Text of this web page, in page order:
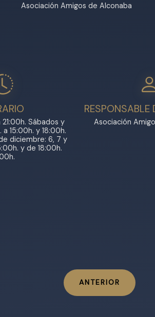
Asociación Amigos de Alconaba
Sábados y
15:00h. y 18:00h.
diciembre: 6, 7 y
y de 18:00h.
RESPONSABLE
Asociación
ANTERIOR